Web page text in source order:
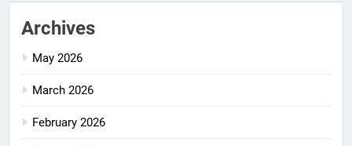
Archives
May 2026
March 2026
February 2026